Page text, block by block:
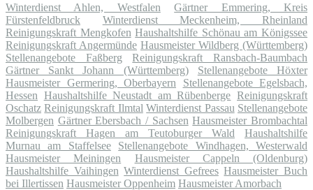
Winterdienst Ahlen, Westfalen
Gärtner Emmering, Kreis
Fürstenfeldbruck
Winterdienst Meckenheim, Rheinland
Reinigungskraft Mengkofen Haushaltshilfe Schönau am Königssee
Reinigungskraft Angermünde Hausmeister Wildberg (Württemberg)
Stellenangebote Faßberg
Reinigungskraft Ransbach-Baumbach
Gärtner Sankt Johann (Württemberg)
Stellenangebote Höxter
Hausmeister Germering, Oberbayern
Stellenangebote Egelsbach,
Hessen Haushaltshilfe Neustadt am Rübenberge Reinigungskraft
Oschatz Reinigungskraft Ilmtal Winterdienst Passau Stellenangebote
Molbergen Gärtner Ebersbach / Sachsen Hausmeister Brombachtal
Reinigungskraft Hagen am Teutoburger Wald
Haushaltshilfe
Murnau am Staffelsee
Stellenangebote Windhagen, Westerwald
Hausmeister Meiningen
Hausmeister Cappeln (Oldenburg)
Haushaltshilfe Vaihingen Winterdienst Gefrees Hausmeister Buch
bei Illertissen Hausmeister Oppenheim Hausmeister Amorbach